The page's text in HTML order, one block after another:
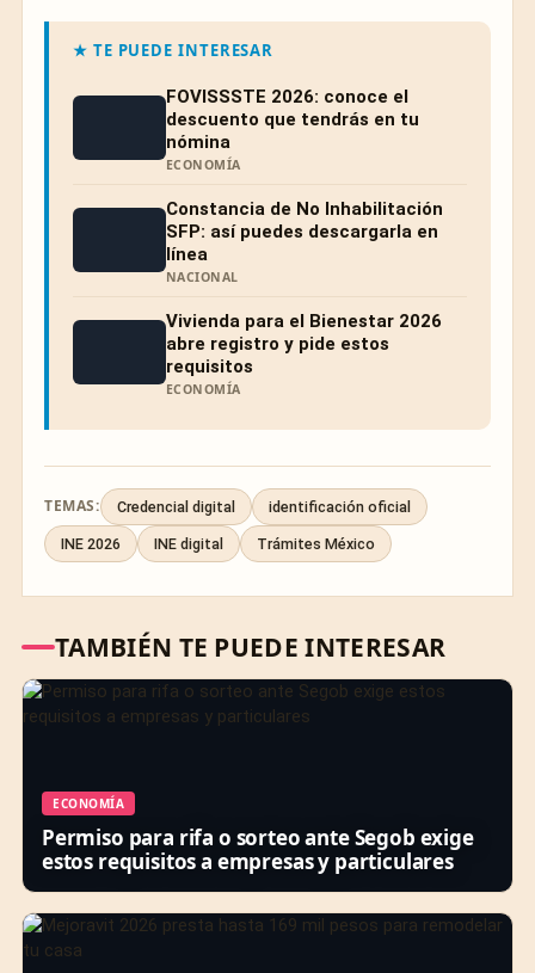
★ TE PUEDE INTERESAR
FOVISSSTE 2026: conoce el
descuento que tendrás en tu
nómina
ECONOMÍA
Constancia de No Inhabilitación
SFP: así puedes descargarla en
línea
NACIONAL
Vivienda para el Bienestar 2026
abre registro y pide estos
requisitos
ECONOMÍA
TEMAS: Credencial digital identificación oficial
INE 2026 INE digital Trámites México
TAMBIÉN TE PUEDE INTERESAR
ECONOMÍA
Permiso para rifa o sorteo ante Segob exige
estos requisitos a empresas y particulares